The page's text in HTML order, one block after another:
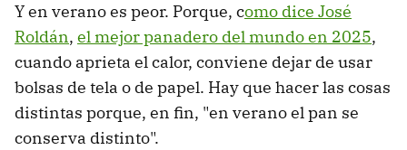
Y en verano es peor. Porque, como dice José
Roldán, el mejor panadero del mundo en 2025,
cuando aprieta el calor, conviene dejar de usar
bolsas de tela o de papel. Hay que hacer las cosas
distintas porque, en fin, "en verano el pan se
conserva distinto".